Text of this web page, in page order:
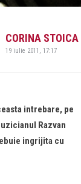
CORINA STOICA
19 iulie 2011, 17:17
intrebare, pe
Razvan
ingrijita cu